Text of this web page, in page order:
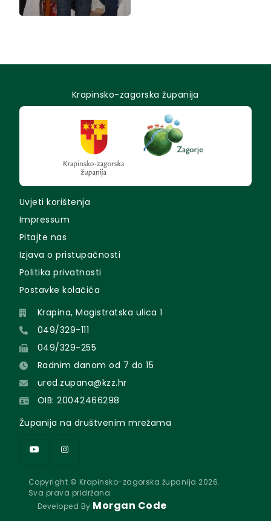
Krapinsko-zagorska županija
Uvjeti korištenja
Impressum
Pitajte nas
Izjava o pristupačnosti
Politika privatnosti
Postavke kolačića
Krapina, Magistratska ulica 1
049/329-111
049/329-255
Radnim danom od 7 do 15
ured.zupana@kzz.hr
OIB: 20042466298
Županija na društvenim mrežama
Copyright © Krapinsko-zagorska županija 2026.
Sva prava pridržana.
Developed By Morgan Code